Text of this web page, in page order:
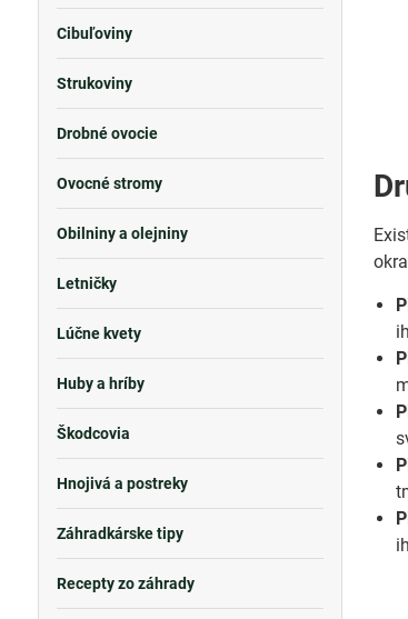
Cibuľoviny
Strukoviny
Drobné ovocie
Ovocné stromy
Obilniny a olejniny
Letničky
Lúčne kvety
Huby a hríby
Škodcovia
Hnojivá a postreky
Záhradkárske tipy
Recepty zo záhrady